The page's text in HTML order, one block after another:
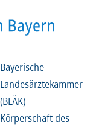
Bayerische
Landesärztekammer
(BLÄK)
Körperschaft des